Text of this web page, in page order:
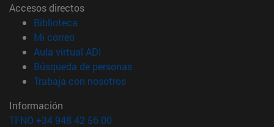
Accesos directos
Biblioteca
Mi correo(abre en nueva ventana)
Aula virtual ADI
Búsqueda de personas(abre en nueva ventana)
Trabaja con nosotros(abre en nueva ventana)
Información
TFNO +34 948 42 56 00